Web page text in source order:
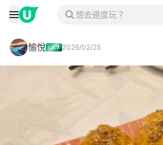
愉悅 2026/02/25